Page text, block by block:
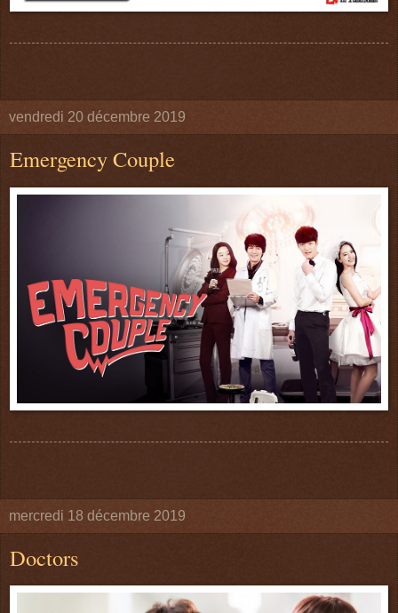
vendredi 20 décembre 2019
Emergency Couple
mercredi 18 décembre 2019
Doctors